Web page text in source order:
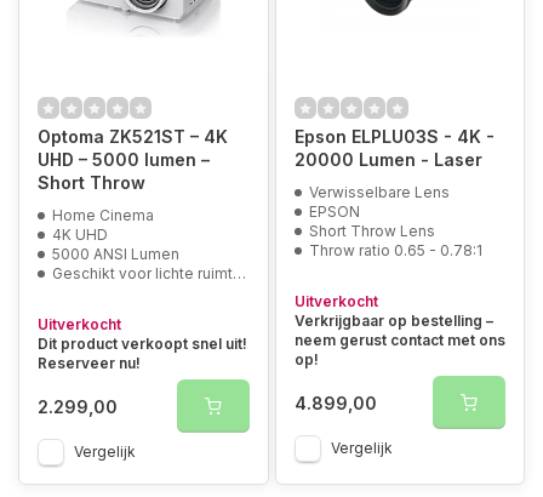
Optoma ZK521ST – 4K
UHD – 5000 lumen –
Short Throw
Home Cinema
4K UHD
5000 ANSI Lumen
Geschikt voor lichte ruimtes
Uitverkocht
Dit product verkoopt snel uit!
Reserveer nu!
2.299,00
Vergelijk
Epson ELPLU03S - 4K -
20000 Lumen - Laser
Verwisselbare Lens
EPSON
Short Throw Lens
Throw ratio 0.65 - 0.78:1
Uitverkocht
Verkrijgbaar op bestelling –
neem gerust contact met ons
op!
4.899,00
Vergelijk